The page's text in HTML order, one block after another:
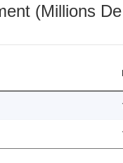
(Millions